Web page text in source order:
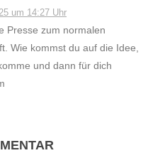
um 14:27 Uhr
Presse zum normalen
Wie kommst du auf die Idee,
und dann für dich